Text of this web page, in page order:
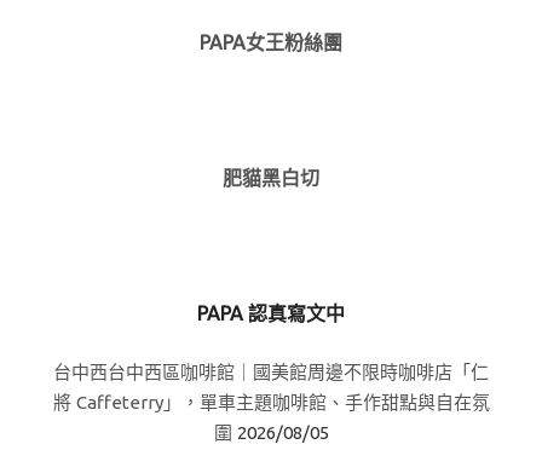
PAPA女王粉絲團
肥貓黑白切
PAPA 認真寫文中
台中西台中西區咖啡館｜國美館周邊不限時咖啡店「仁
將 Caffeterry」，單車主題咖啡館、手作甜點與自在氛
圍 2026/08/05